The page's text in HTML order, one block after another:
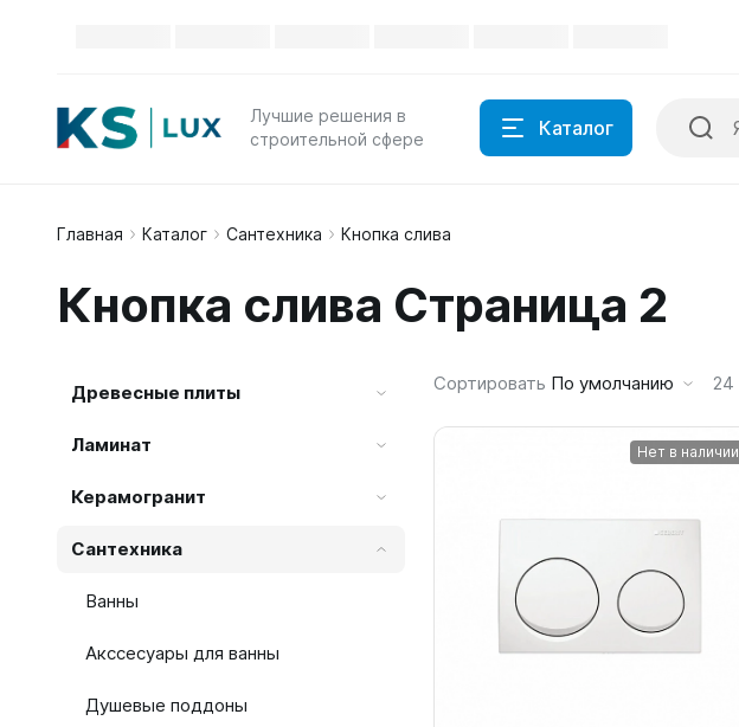
Лучшие решения в
строительной сфере
Каталог
Главная Каталог Сантехника Кнопка слива
Кнопка слива Страница 2
Древесные плиты
Ламинат
Керамогранит
Сантехника
Ванны
Акссесуары для ванны
Душевые поддоны
Сортировать По умолчанию 24
Нет в наличии